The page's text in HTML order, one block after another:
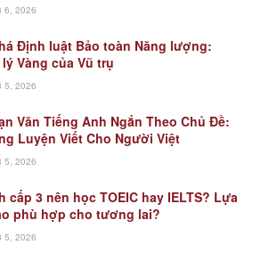
6, 2026
Định luật Bảo toàn Năng lượng:
Vàng của Vũ trụ
5, 2026
Văn Tiếng Anh Ngắn Theo Chủ Đề:
Luyện Viết Cho Người Việt
5, 2026
cấp 3 nên học TOEIC hay IELTS? Lựa
phù hợp cho tương lai?
5, 2026